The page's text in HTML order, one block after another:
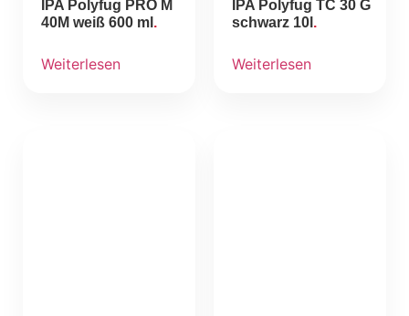
IPA Polyfug PRO M
40M weiß 600 ml
Weiterlesen
IPA Polyfug TC 30 G
schwarz 10l
Weiterlesen